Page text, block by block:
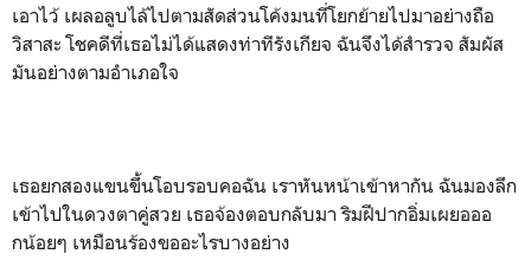
เอาไว้ เผลอลูบไล้ไปตามสัดส่วนโค้งมนที่โยกย้ายไปมาอย่างถือ
วิสาสะ โชคดีที่เธอไม่ได้แสดงท่าทีรังเกียจ ฉันจึงได้สำรวจ สัมผัส
มันอย่างตามอำเภอใจ
เธอยกสองแขนขึ้นโอบรอบคอฉัน เราหันหน้าเข้าหากัน ฉันมองลึก
เข้าไปในดวงตาคู่สวย เธอจ้องตอบกลับมา ริมฝีปากอิ่มเผยอออ
กน้อยๆ เหมือนร้องขออะไรบางอย่าง